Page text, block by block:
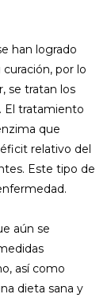
han logrado
por lo
se tratan los
El tratamiento
que
relativo del
Este tipo de
aún se
así como
dieta sana y